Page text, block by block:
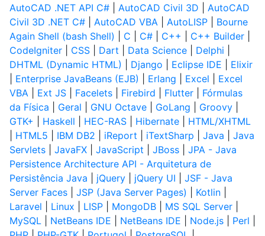
AutoCAD .NET API C#
AutoCAD Civil 3D
AutoCAD
Civil 3D .NET C#
AutoCAD VBA AutoLISP
Bourne
Again Shell (bash Shell)
C C# C++ C++ Builder
CodeIgniter
CSS Dart Data Science Delphi
DHTML (Dynamic HTML)
Django Eclipse IDE
Elixir
Enterprise JavaBeans (EJB) Erlang Excel
Excel
VBA
Ext JS Facelets Firebird Flutter
Fórmulas
da Física
Geral GNU Octave GoLang Groovy
GTK+
Haskell HEC-RAS Hibernate
HTML/XHTML
HTML5 IBM DB2 iReport iTextSharp Java
Java
Servlets
JavaFX JavaScript JBoss
JPA - Java
Persistence Architecture API - Arquitetura de
Persistência Java
jQuery jQuery UI
JSF - Java
Server Faces
JSP (Java Server Pages) Kotlin
Laravel
Linux LISP MongoDB MS SQL Server
MySQL
NetBeans IDE NetBeans IDE Node.js Perl